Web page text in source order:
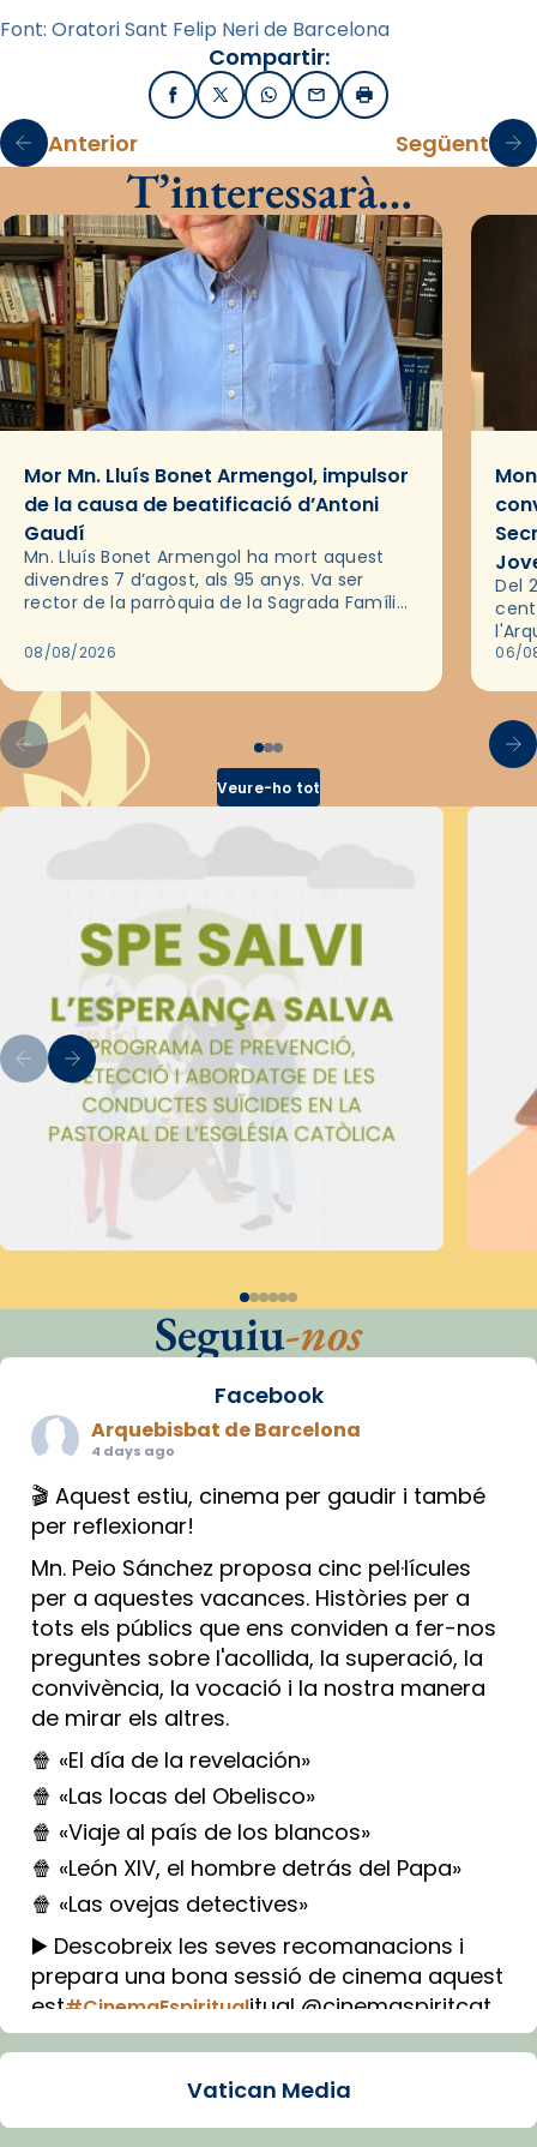
Font: Oratori Sant Felip Neri de Barcelona
Compartir:
FacebookX / TwitterWhatsApp
EmailImprimir
Anterior Següent
T’interessarà…
Mor Mn. Lluís Bonet Armengol, impulsor
de la causa de beatificació d’Antoni
Gaudí
Mn. Lluís Bonet Armengol ha mort aquest
divendres 7 d’agost, als 95 anys. Va ser
rector de la parròquia de la Sagrada Família
2018,…
08/08/2026
Del
les
06/
Veure-ho tot
Seguiu-nos
Facebook
Arquebisbat de Barcelona
4 days ago
🎬 Aquest estiu, cinema per gaudir i també
per reflexionar!
Mn. Peio Sánchez proposa cinc pel·lícules
per a aquestes vacances. Històries per a
tots els públics que ens conviden a fer-nos
preguntes sobre l'acollida, la superació, la
convivència, la vocació i la nostra manera
de mirar els altres.
🍿 «El día de la revelación»
🍿 «Las locas del Obelisco»
🍿 «Viaje al país de los blancos»
🍿 «León XIV, el hombre detrás del Papa»
🍿 «Las ovejas detectives»
▶️ Descobreix les seves recomanacions i
prepara una bona sessió de cinema aquest
est#CinemaEspiritualitual @cinemaspiritcat
Imatge: Generada amb IA (OpenAI)
Vatican Media